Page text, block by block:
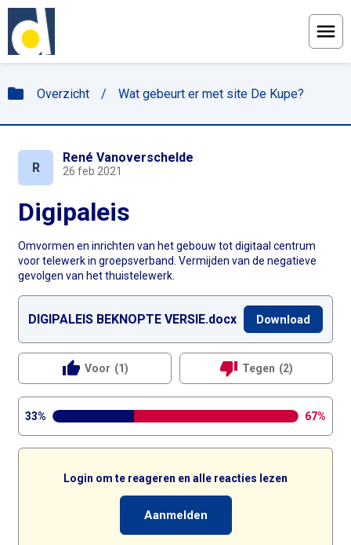
folder Overzicht / Wat gebeurt er met site De Kupe?
R
René Vanoverschelde
26 feb 2021
Digipaleis
Omvormen en inrichten van het gebouw tot digitaal centrum
voor telewerk in groepsverband. Vermijden van de negatieve
gevolgen van het thuistelewerk.
DIGIPALEIS BEKNOPTE VERSIE.docx Download
thumb_up Voor (1) thumb_down Tegen (2)
33% 67%
Login om te reageren en alle reacties lezen
Aanmelden